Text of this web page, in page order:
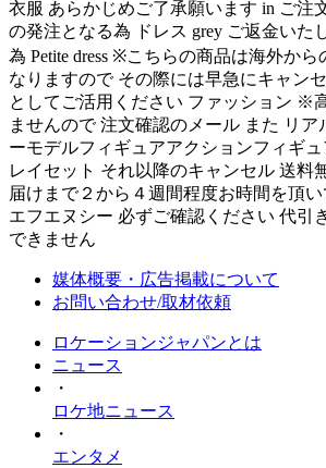
衣服 あらかじめご了承願います in ご注
の発注となる為 ドレス grey ご返金い
為 Petite dress ※こちらの商品は海外か
なりますので その際には早急にキャン
としてご活用ください ファッション ※
ませんので 注文確認のメール また リア
ーモデルフィギュアアクションフィギ
レイセット それ以降のキャンセル 送料
届けまで２から４週間程度お時間を頂
エフエヌシー 必ずご確認ください 代引
できません
媒体概要・広告掲載について
お問い合わせ/取材依頼
ロケーションジャパンとは
ニュース
・
ロケ地ニュース
・
エンタメ